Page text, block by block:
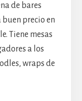
de bares
buen precio en
Tiene mesas
a los
wraps de